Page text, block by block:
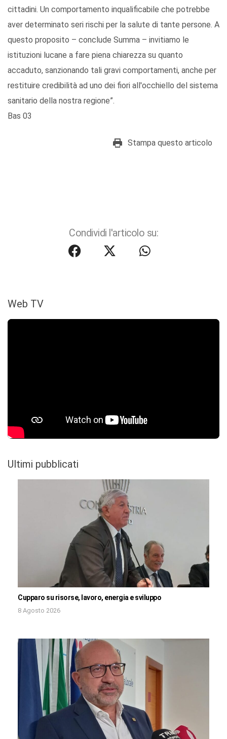
cittadini. Un comportamento inqualificabile che potrebbe
aver determinato seri rischi per la salute di tante persone. A
questo proposito – conclude Summa – invitiamo le
istituzioni lucane a fare piena chiarezza su quanto
accaduto, sanzionando tali gravi comportamenti, anche per
restituire credibilità ad uno dei fiori all'occhiello del sistema
sanitario della nostra regione”.
Bas 03
Stampa questo articolo
Condividi l'articolo su:
Web TV
Ultimi pubblicati
Cupparo su risorse, lavoro, energia e sviluppo
8 Agosto 2026